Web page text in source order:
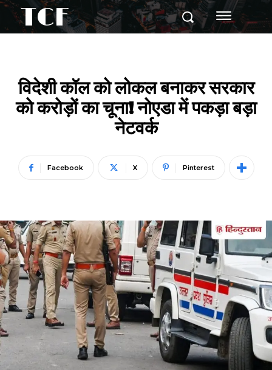
TCF
विदेशी कॉल को लोकल बनाकर सरकार
को करोड़ों का चूना! नोएडा में पकड़ा बड़ा
नेटवर्क
Facebook X Pinterest